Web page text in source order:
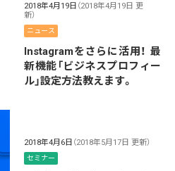
2018年4月19日 （2018年4月19日 更
新）
ニュース
Instagramをさらに活用！ 最
新機能「ビジネスプロフィー
ル」設定方法教えます。
2018年4月6日 （2018年5月17日 更新）
セミナー